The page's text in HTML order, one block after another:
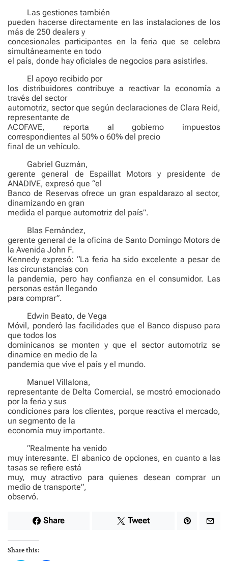
Las gestiones también
pueden hacerse directamente en las instalaciones de los
más de 250 dealers y
concesionales participantes en la feria que se celebra
simultáneamente en todo
el país, donde hay oficiales de negocios para asistirles.
El apoyo recibido por
los distribuidores contribuye a reactivar la economía a
través del sector
automotriz, sector que según declaraciones de Clara Reid,
representante de
ACOFAVE, reporta al gobierno impuestos
correspondientes al 50% o 60% del precio
final de un vehículo.
Gabriel Guzmán,
gerente general de Espaillat Motors y presidente de
ANADIVE, expresó que “el
Banco de Reservas ofrece un gran espaldarazo al sector,
dinamizando en gran
medida el parque automotriz del país”.
Blas Fernández,
gerente general de la oficina de Santo Domingo Motors de
la Avenida John F.
Kennedy expresó: “La feria ha sido excelente a pesar de
las circunstancias con
la pandemia, pero hay confianza en el consumidor. Las
personas están llegando
para comprar”.
Edwin Beato, de Vega
Móvil, ponderó las facilidades que el Banco dispuso para
que todos los
dominicanos se monten y que el sector automotriz se
dinamice en medio de la
pandemia que vive el país y el mundo.
Manuel Villalona,
representante de Delta Comercial, se mostró emocionado
por la feria y sus
condiciones para los clientes, porque reactiva el mercado,
un segmento de la
economía muy importante.
“Realmente ha venido
muy interesante. El abanico de opciones, en cuanto a las
tasas se refiere está
muy, muy atractivo para quienes desean comprar un
medio de transporte”,
observó.
Share Tweet
Share this: